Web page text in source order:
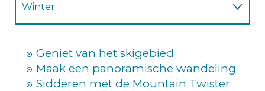
Winter
Geniet van het skigebied
Maak een panoramische wandeling
Sidderen met de Mountain Twister